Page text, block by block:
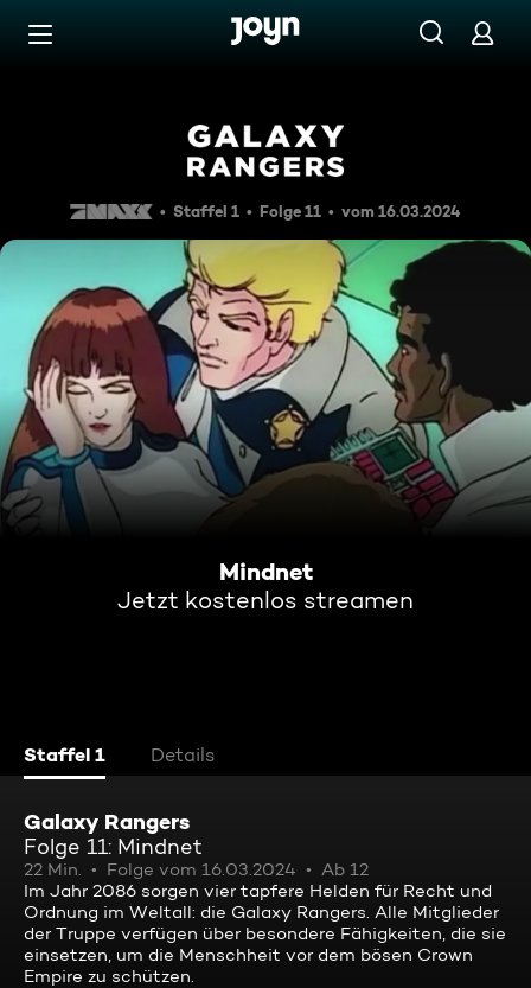
Zum Inhalt springen
Mindnet
Staffel 1 Folge 11 vom 16.03.2024
Mindnet
Jetzt kostenlos streamen
Staffel 1 Details
Galaxy Rangers
Folge 11: Mindnet
22 Min. Folge vom 16.03.2024
Ab 12
Im Jahr 2086 sorgen vier tapfere Helden für Recht und
Ordnung im Weltall: die Galaxy Rangers. Alle Mitglieder
der Truppe verfügen über besondere Fähigkeiten, die sie
einsetzen, um die Menschheit vor dem bösen Crown
Empire zu schützen.